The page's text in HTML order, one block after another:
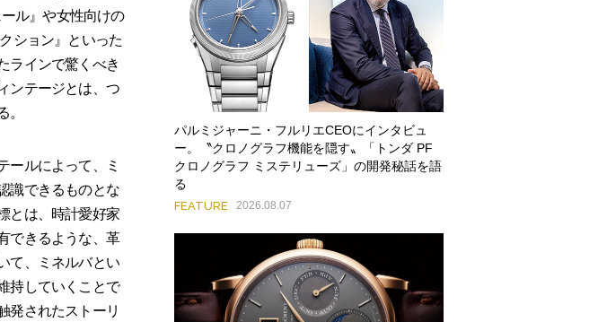
ル』や女性向けの
ション』といった
ラインで驚くべき
ンテージとは、つ
。
ールによって、ミ
識できるものとな
とは、時計愛好家
できるような、革
て、ミネルバとい
持していくことで
発されたストーリ
パルミジャーニ・フルリエCEOにインタビュ
ー。〝クロノグラフ機能を隠す〟「トンダ PF
クロノグラフ ミステリューズ」の開発秘話を語
る
FEATURE 2026.08.07